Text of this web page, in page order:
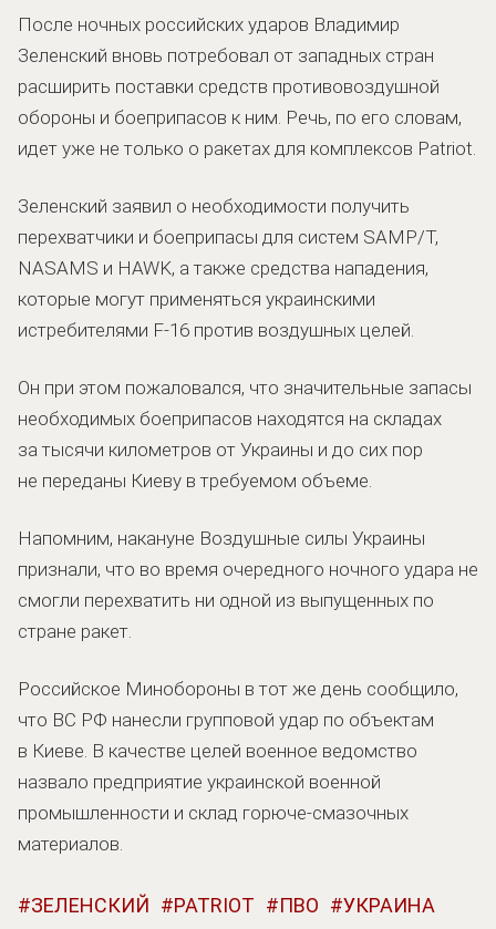
После ночных российских ударов Владимир
Зеленский вновь потребовал от западных стран
расширить поставки средств противовоздушной
обороны и боеприпасов к ним. Речь, по его словам,
идет уже не только о ракетах для комплексов Patriot.
Зеленский заявил о необходимости получить
перехватчики и боеприпасы для систем SAMP/T,
NASAMS и HAWK, а также средства нападения,
которые могут применяться украинскими
истребителями F-16 против воздушных целей.
Он при этом пожаловался, что значительные запасы
необходимых боеприпасов находятся на складах
за тысячи километров от Украины и до сих пор
не переданы Киеву в требуемом объеме.
Напомним, накануне Воздушные силы Украины
признали, что во время очередного ночного удара не
смогли перехватить ни одной из выпущенных по
стране ракет.
Российское Минобороны в тот же день сообщило,
что ВС РФ нанесли групповой удар по объектам
в Киеве. В качестве целей военное ведомство
назвало предприятие украинской военной
промышленности и склад горюче-смазочных
материалов.
ЗЕЛЕНСКИЙ PATRIOT ПВО
УКРАИНА